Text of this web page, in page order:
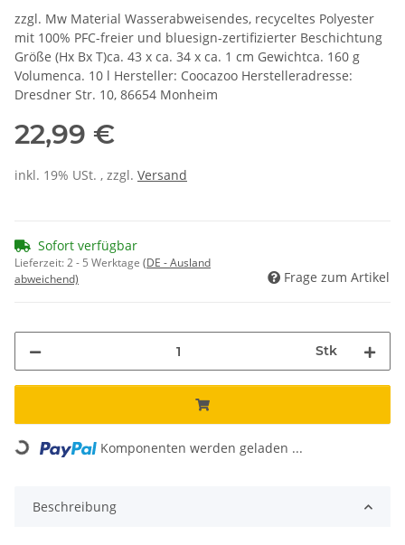
zzgl. Mw Material Wasserabweisendes, recyceltes Polyester
mit 100% PFC-freier und bluesign-zertifizierter Beschichtung
Größe (Hx Bx T)ca. 43 x ca. 34 x ca. 1 cm Gewichtca. 160 g
Volumenca. 10 l Hersteller: Coocazoo Herstelleradresse:
Dresdner Str. 10, 86654 Monheim
22,99 €
inkl. 19% USt. , zzgl. Versand
Sofort verfügbar
Lieferzeit:2 - 5 Werktage (DE - Ausland
abweichend)
Frage zum Artikel
Stk
Loading... Komponenten werden geladen ...
Beschreibung